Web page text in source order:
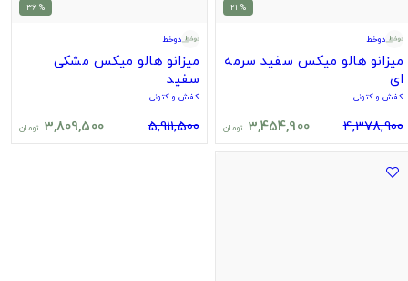
% 21
دوخط
میزانو هالو میکس سفید سرمه
ای
کفش و کتونی
4,378,900
3,454,900 تومان
% 36
دوخط
میزانو هالو میکس مشکی
سفید
کفش و کتونی
5,911,500
3,809,500 تومان